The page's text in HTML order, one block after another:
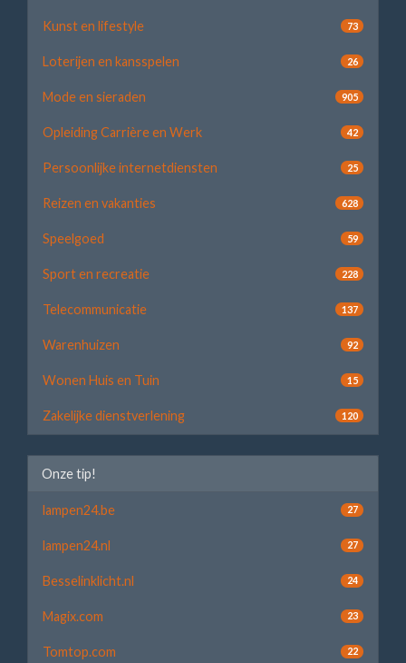
Kunst en lifestyle 73
Loterijen en kansspelen 26
Mode en sieraden 905
Opleiding Carrière en Werk 42
Persoonlijke internetdiensten 25
Reizen en vakanties 628
Speelgoed 59
Sport en recreatie 228
Telecommunicatie 137
Warenhuizen 92
Wonen Huis en Tuin 15
Zakelijke dienstverlening 120
Onze tip!
lampen24.be 27
lampen24.nl 27
Besselinklicht.nl 24
Magix.com 23
Tomtop.com 22